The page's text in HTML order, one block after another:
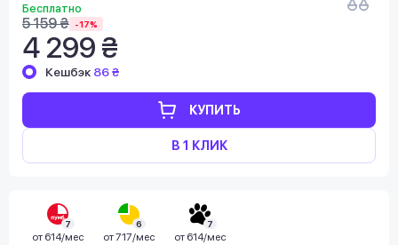
Бесплатно
5 159 ₴ -17%
4 299 ₴
КУПИТЬ
В 1 КЛИК
Кешбэк 86 ₴
7
от 614/мес
6
от717/мес
7
от 614/мес